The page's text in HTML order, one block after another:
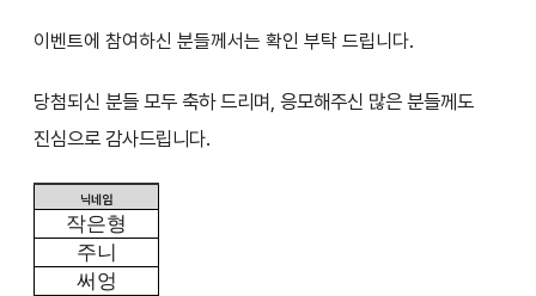
이벤트에 참여하신 분들께서는 확인 부탁 드립니다.
당첨되신 분들 모두 축하 드리며, 응모해주신 많은 분들께도
진심으로 감사드립니다.
닉네임
작은형
주니
써엉